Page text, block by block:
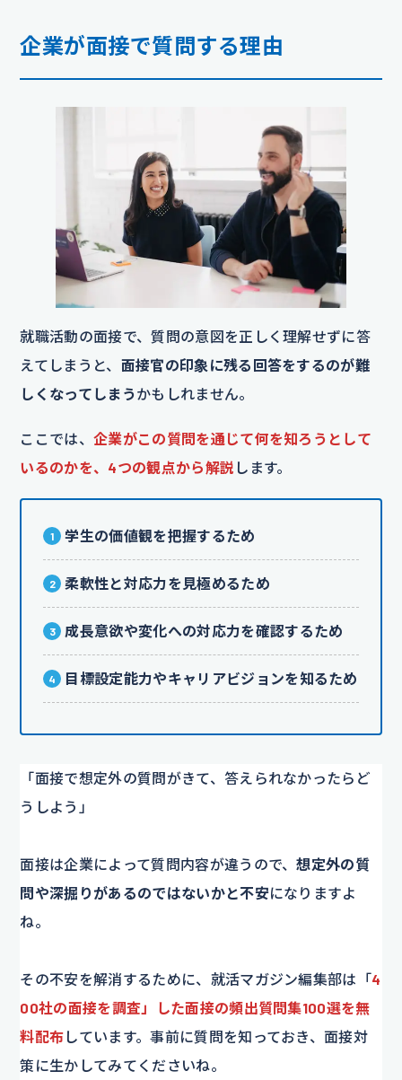
企業が面接で質問する理由
就職活動の面接で、質問の意図を正しく理解せずに答
えてしまうと、 面接官の印象に残る回答をするのが難
しくなってしまう かもしれません。
ここでは、 企業がこの質問を通じて何を知ろうとして
いるのかを、4つの観点から解説 します。
学生の価値観を把握するため
柔軟性と対応力を見極めるため
成長意欲や変化への対応力を確認するため
目標設定能力やキャリアビジョンを知るため
「面接で想定外の質問がきて、答えられなかったらど
うしよう」
面接は企業によって質問内容が違うので、想定外の質
問や深掘りがあるのではないかと不安になりますよ
ね。
その不安を解消するために、就活マガジン編集部は「4
00社の面接を調査」した面接の頻出質問集100選を無
料配布 しています。事前に質問を知っておき、面接対
策に生かしてみてくださいね。